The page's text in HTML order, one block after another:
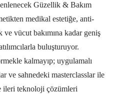
Güzellik & Bakım
medikal estetiğe, anti-
vücut bakımına kadar geniş
buluşturuyor.
kalmayıp; uygulamalı
ve sahnedeki masterclasslar ile
ileri teknoloji çözümleri